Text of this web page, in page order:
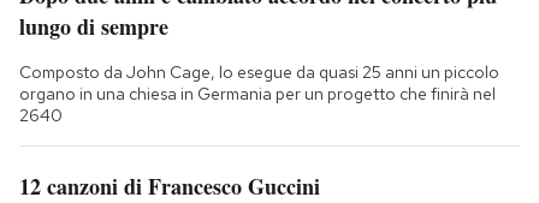
lungo di sempre
Composto da John Cage, lo esegue da quasi 25 anni un piccolo
organo in una chiesa in Germania per un progetto che finirà nel
2640
12 canzoni di Francesco Guccini